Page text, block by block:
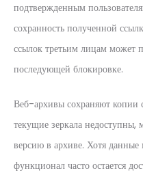
подтвержденным
сохранность полученной
ссылок третьим лицам может
последующей блокировке.
Веб-архивы сохраняют копии
текущие зеркала
версию в архиве. Хотя
функционал часто остается